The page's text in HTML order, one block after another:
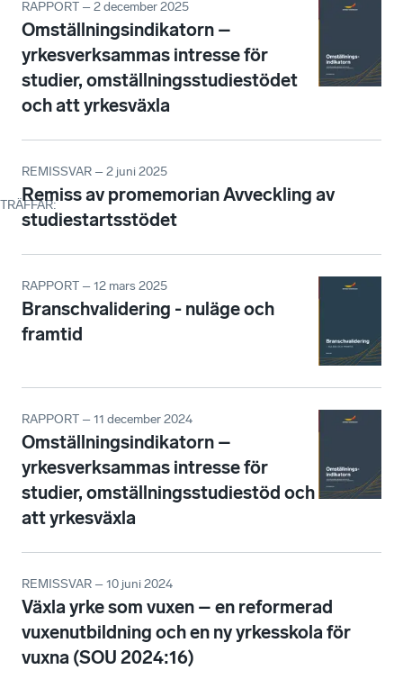
TRÄFFAR:
RAPPORT – 2 december 2025
Omställningsindikatorn –
yrkesverksammas intresse för
studier, omställningsstudiestödet
och att yrkesväxla
REMISSVAR – 2 juni 2025
Remiss av promemorian Avveckling av
studiestartsstödet
RAPPORT – 12 mars 2025
Branschvalidering - nuläge och
framtid
RAPPORT – 11 december 2024
Omställningsindikatorn –
yrkesverksammas intresse för
studier, omställningsstudiestöd och
att yrkesväxla
REMISSVAR – 10 juni 2024
Växla yrke som vuxen – en reformerad
vuxenutbildning och en ny yrkesskola för
vuxna (SOU 2024:16)